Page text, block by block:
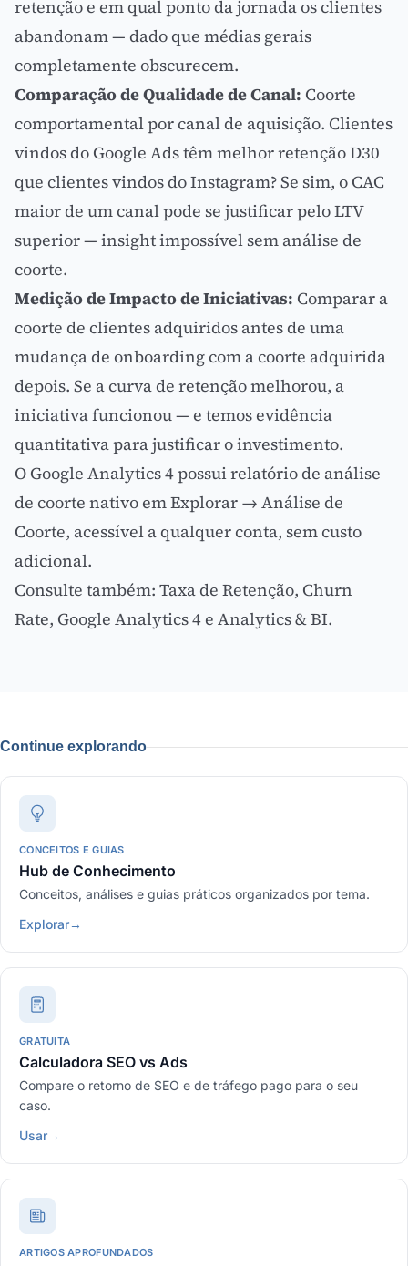
retenção e em qual ponto da jornada os clientes
abandonam — dado que médias gerais
completamente obscurecem.
Comparação de Qualidade de Canal: Coorte
comportamental por canal de aquisição. Clientes
vindos do Google Adstêm melhor retenção D30
que clientes vindos do Instagram? Se sim, o CAC
maior de um canal pode se justificar pelo LTV
superior — insight impossível sem análise de
coorte.
Medição de Impacto de Iniciativas: Comparar a
coorte de clientes adquiridos antes de uma
mudança de onboarding com a coorte adquirida
depois. Se a curva de retenção melhorou, a
iniciativa funcionou — e temos evidência
quantitativa para justificar o investimento.
O Google Analytics 4possui relatório de análise
de coorte nativo em Explorar → Análise de
Coorte, acessível a qualquer conta, sem custo
adicional.
Consulte também: Taxa de Retenção, Churn
Rate, Google Analytics 4 e Analytics & BI.
Continue explorando
CONCEITOS E GUIAS
Hub de Conhecimento
Conceitos, análises e guias práticos organizados por tema.
Explorar→
GRATUITA
Calculadora SEO vs Ads
Compare o retorno de SEO e de tráfego pago para o seu
caso.
Usar→
ARTIGOS APROFUNDADOS